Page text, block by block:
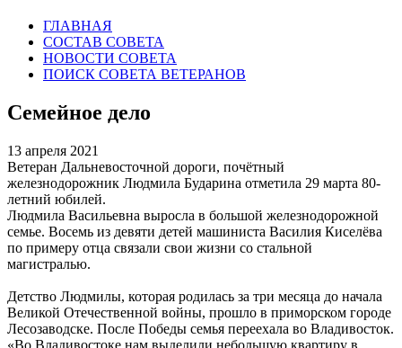
ГЛАВНАЯ
СОСТАВ СОВЕТА
НОВОСТИ СОВЕТА
ПОИСК СОВЕТА ВЕТЕРАНОВ
Семейное дело
13 апреля 2021
Ветеран Дальневосточной дороги, почётный
железнодорожник Людмила Бударина отметила 29 марта 80-
летний юбилей.
Людмила Васильевна выросла в большой железнодорожной
семье. Восемь из девяти детей машиниста Василия Киселёва
по примеру отца связали свои жизни со стальной
магистралью.
Детство Людмилы, которая родилась за три месяца до начала
Великой Отечественной войны, прошло в приморском городе
Лесозаводске. После Победы семья переехала во Владивосток.
«Во Владивостоке нам выделили небольшую квартиру в